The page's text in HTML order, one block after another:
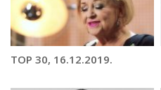
TOP 30, 16.12.2019.